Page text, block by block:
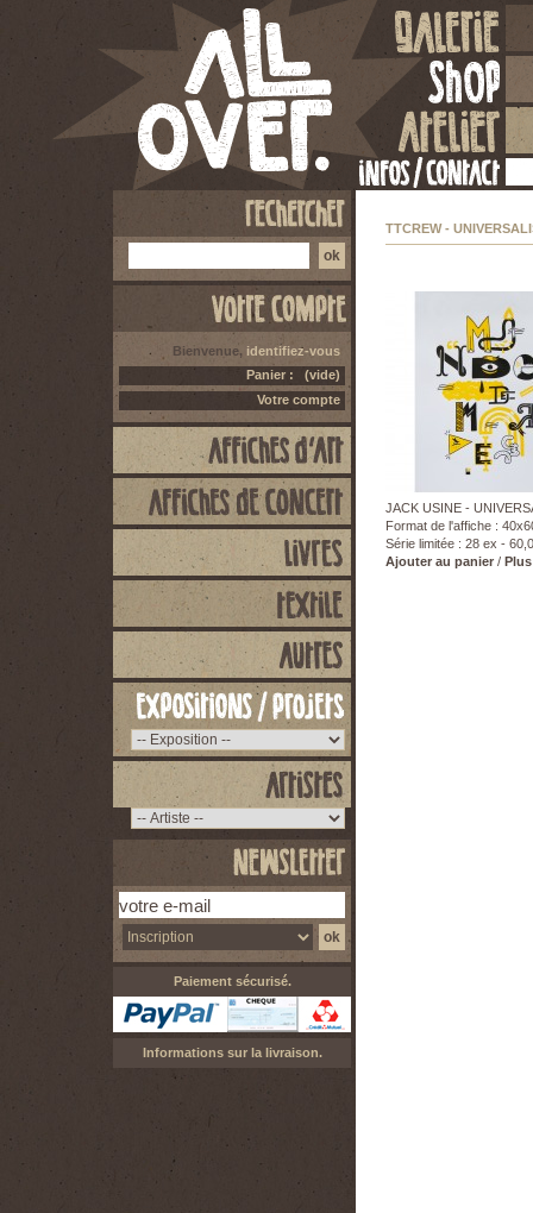
Bienvenue, identifiez-vous
Panier :
(vide)
Votre compte
Paiement sécurisé.
Informations sur la livraison.
TTCREW -
JACK USINE -
Format de l'affiche :
Série limitée : 28 ex -
Ajouter au panier /